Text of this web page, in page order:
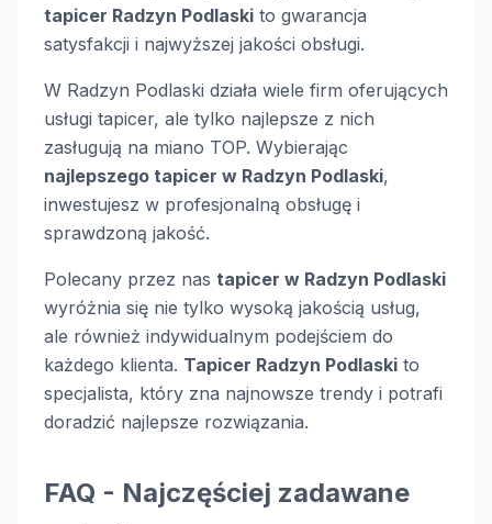
tapicer Radzyn Podlaski to gwarancja
satysfakcji i najwyższej jakości obsługi.
W Radzyn Podlaski działa wiele firm oferujących
usługi tapicer, ale tylko najlepsze z nich
zasługują na miano TOP. Wybierając
najlepszego tapicer w Radzyn Podlaski,
inwestujesz w profesjonalną obsługę i
sprawdzoną jakość.
Polecany przez nas tapicer w Radzyn Podlaski
wyróżnia się nie tylko wysoką jakością usług,
ale również indywidualnym podejściem do
każdego klienta. Tapicer Radzyn Podlaski to
specjalista, który zna najnowsze trendy i potrafi
doradzić najlepsze rozwiązania.
FAQ - Najczęściej zadawane